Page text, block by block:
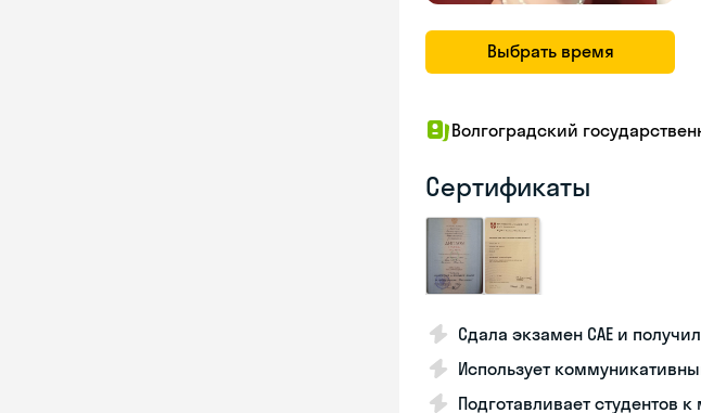
Выбрать время
Волгоградский
Сертификаты
Сдала экзамен CAE и
Использует
Подготавливает